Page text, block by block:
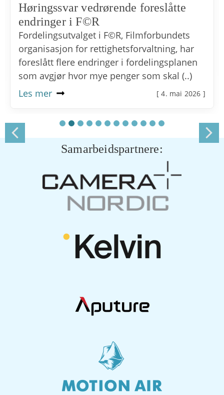
Høringssvar vedrørende foreslåtte
endringer i F©R
Fordelingsutvalget i F©R, Filmforbundets
organisasjon for rettighetsforvaltning, har
foreslått flere endringer i fordelingsplanen
som avgjør hvor mye penger som skal (..)
[ 4. mai 2026 ]
Les mer
Samarbeidspartnere: